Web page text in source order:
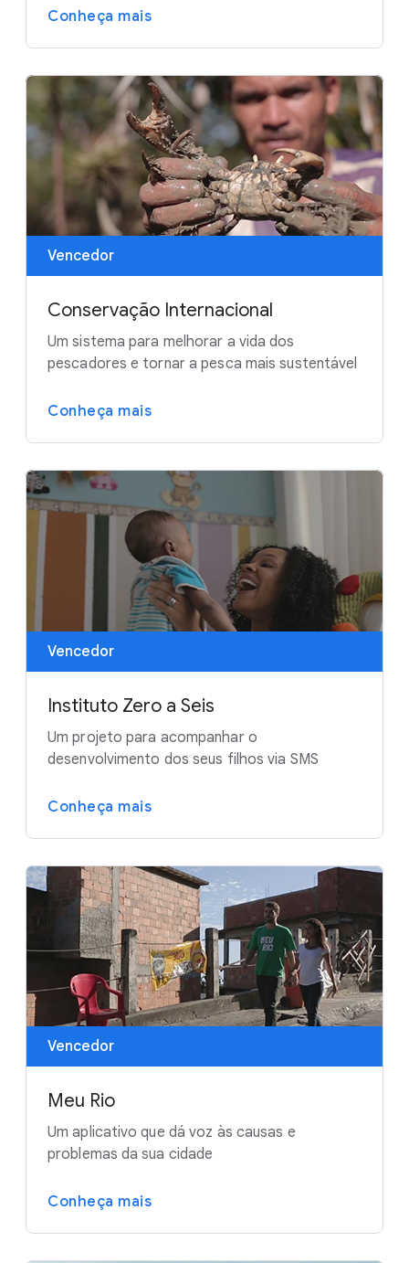
Conheça mais
Vencedor
Conservação Internacional
Um sistema para melhorar a vida dos
pescadores e tornar a pesca mais sustentável
Conheça mais
Vencedor
Instituto Zero a Seis
Um projeto para acompanhar o
desenvolvimento dos seus filhos via SMS
Conheça mais
Vencedor
Meu Rio
Um aplicativo que dá voz às causas e
problemas da sua cidade
Conheça mais